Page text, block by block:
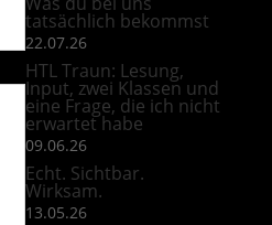
tatsächlich bekommst
22.07.26
HTL Traun: Lesung,
Input, zwei Klassen und
eine Frage, die ich nicht
erwartet habe
09.06.26
Echt. Sichtbar.
Wirksam.
13.05.26